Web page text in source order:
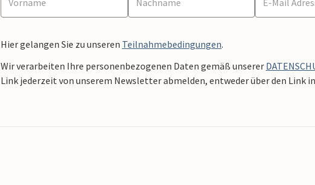
Hier gelangen Sie zu unseren Teilnahmebedingungen.
Wir verarbeiten Ihre personenbezogenen Daten gemäß unserer
Link jederzeit von unserem Newsletter abmelden, entweder über den Link